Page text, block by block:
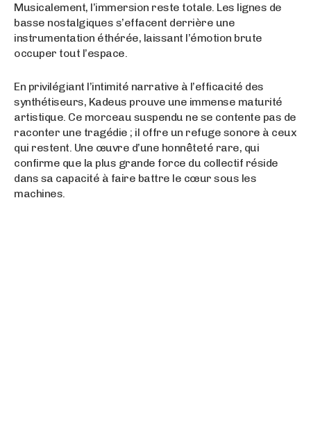
Musicalement, l’immersion reste totale. Les lignes de
basse nostalgiques s’effacent derrière une
instrumentation éthérée, laissant l’émotion brute
occuper tout l’espace.
En privilégiant l’intimité narrative à l’efficacité des
synthétiseurs, Kadeus prouve une immense maturité
artistique. Ce morceau suspendu ne se contente pas de
raconter une tragédie ; il offre un refuge sonore à ceux
qui restent. Une œuvre d’une honnêteté rare, qui
confirme que la plus grande force du collectif réside
dans sa capacité à faire battre le cœur sous les
machines.